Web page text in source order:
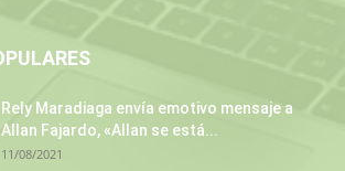
Rely Maradiaga envía emotivo mensaje a
Allan Fajardo, «Allan se está...
11/08/2021